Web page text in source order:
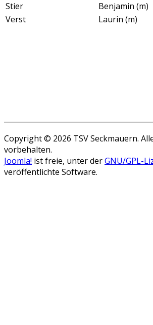
Stier
Benjamin (m)
Verst
Laurin (m)
Copyright © 2026 TSV Seckmauern.
vorbehalten.
Joomla! ist freie, unter derGNU/GPL-
veröffentlichte Software.